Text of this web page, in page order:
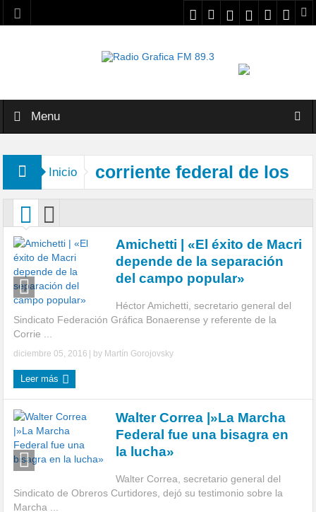
Menu
Inicio
corriente federal de los
trabajadores
Amichetti | «El éxito de Macri
depende de la separación
del campo popular»
Héctor Amichetti, secretario general del
Sindicato Federación Gráfica Bonaerense y referente de la
Corrie ...
diciembre 05, 2016 | by Martín Gorojovsky
Leer más
Walter Correa |»La Marcha
Federal fue una bisagra en
la lucha»
Walter Correa, secretario general del
Sindicato de Obreros Curtidores, dejó su testimonio sobre la
Marcha ...